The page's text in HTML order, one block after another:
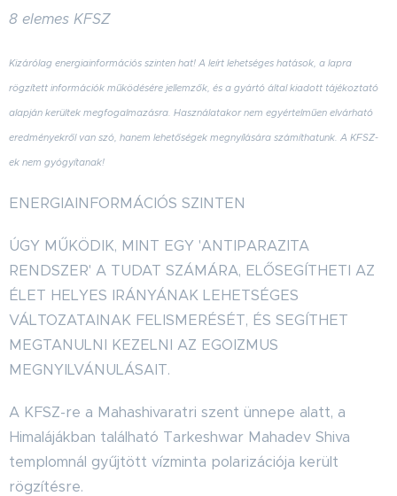
8 elemes KFSZ
Kizárólag energiainformációs szinten hat! A leírt lehetséges hatások, a lapra
rögzített információk működésére jellemzők, és a gyártó által kiadott tájékoztató
alapján kerültek megfogalmazásra. Használatakor nem egyértelműen elvárható
eredményekről van szó, hanem lehetőségek megnyílására számíthatunk. A KFSZ-
ek nem gyógyítanak!
ENERGIAINFORMÁCIÓS SZINTEN
ÚGY MŰKÖDIK, MINT EGY 'ANTIPARAZITA
RENDSZER' A TUDAT SZÁMÁRA, ELŐSEGÍTHETI AZ
ÉLET HELYES IRÁNYÁNAK LEHETSÉGES
VÁLTOZATAINAK FELISMERÉSÉT, ÉS SEGÍTHET
MEGTANULNI KEZELNI AZ EGOIZMUS
MEGNYILVÁNULÁSAIT.
A KFSZ-re a Mahashivaratri szent ünnepe alatt, a
Himalájákban található Tarkeshwar Mahadev Shiva
templomnál gyűjtött vízminta polarizációja került
rögzítésre.